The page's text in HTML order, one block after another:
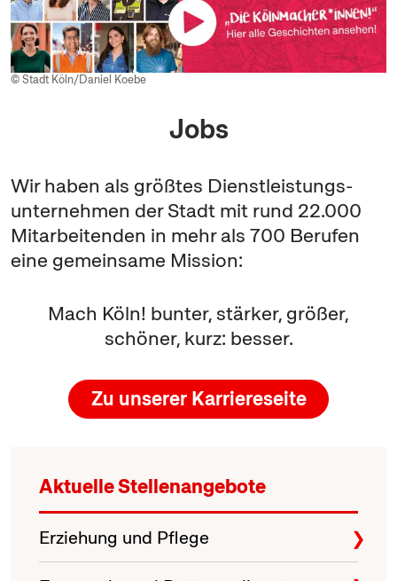
© Stadt Köln/Daniel Koebe
Jobs
Wir haben als größtes Dienstleistungs-
unternehmen der Stadt mit rund 22.000
Mitarbeitenden in mehr als 700 Berufen
eine gemeinsame Mission:
Mach Köln! bunter, stärker, größer,
schöner, kurz: besser.
Zu unserer Karriereseite
Aktuelle Stellenangebote
Erziehung und Pflege